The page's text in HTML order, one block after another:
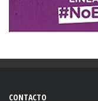
CONTACTO